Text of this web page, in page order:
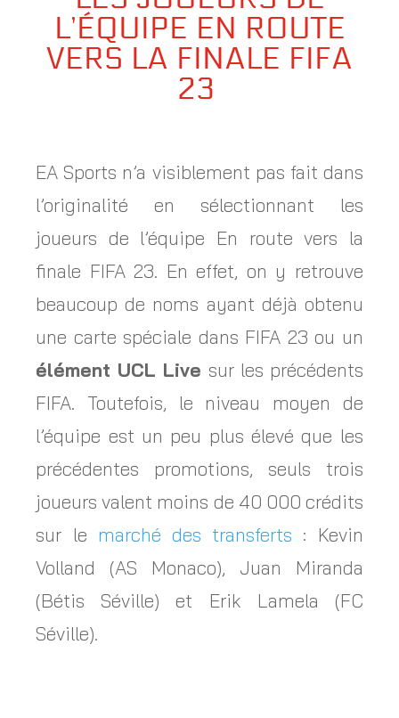
L’ÉQUIPE EN ROUTE
VERS LA FINALE FIFA
23
EA Sports n’a visiblement pas fait dans
l’originalité en sélectionnant les
joueurs de l’équipe En route vers la
finale FIFA 23. En effet, on y retrouve
beaucoup de noms ayant déjà obtenu
une carte spéciale dans FIFA 23 ou un
élément UCL Live sur les précédents
FIFA. Toutefois, le niveau moyen de
l’équipe est un peu plus élevé que les
précédentes promotions, seuls trois
joueurs valent moins de 40 000 crédits
sur le marché des transferts : Kevin
Volland (AS Monaco), Juan Miranda
(Bétis Séville) et Erik Lamela (FC
Séville).